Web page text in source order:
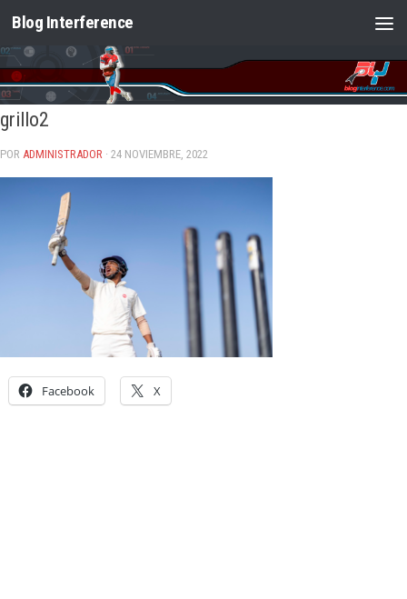
Saltar al contenido
Blog Interference
grillo2
POR ADMINISTRADOR · 24 NOVIEMBRE, 2022
Facebook X